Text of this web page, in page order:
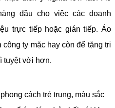
đầu cho việc các doanh
trực tiếp hoặc gián tiếp. Áo
ty mặc hay còn để tặng tri
tuyệt vời hơn.
cách trẻ trung, màu sắc